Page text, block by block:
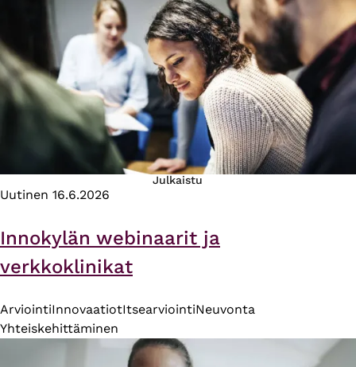
Julkaistu
Uutinen 16.6.2026
Innokylän webinaarit ja
verkkoklinikat
ArviointiInnovaatiotItsearviointiNeuvonta
Yhteiskehittäminen